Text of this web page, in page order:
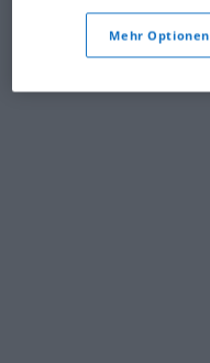
Mehr Optionen